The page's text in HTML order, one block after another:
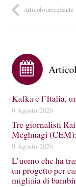
Articolo precedente
Kafka e l’Italia,
9 Agosto 2026
Tre giornalisti
Meghnagi
9 Agosto 2026
L’uomo che ha
un progetto per
migliaia di